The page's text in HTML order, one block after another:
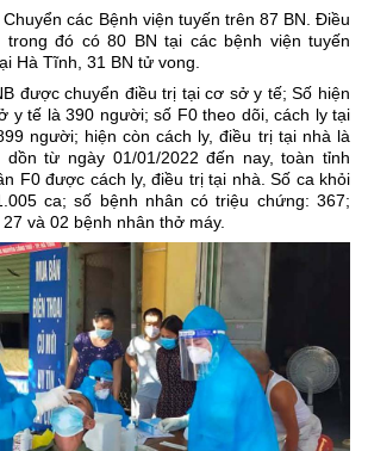
Chuyển các Bệnh viện tuyến trên 87 BN. Điều
trong đó có 80 BN tại các bệnh viện tuyến
Hà Tĩnh, 31 BN tử vong.
được chuyển điều trị tại cơ sở y tế; Số hiện
y tế là 390 người; số F0 theo dõi, cách ly tại
người; hiện còn cách ly, điều trị tại nhà là
dồn từ ngày 01/01/2022 đến nay, toàn tỉnh
F0 được cách ly, điều trị tại nhà. Số ca khỏi
ca; số bệnh nhân có triệu chứng: 367;
và 02 bệnh nhân thở máy.